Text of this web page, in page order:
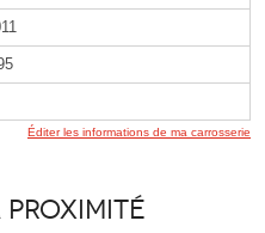
Éditer les informations de ma carrosserie